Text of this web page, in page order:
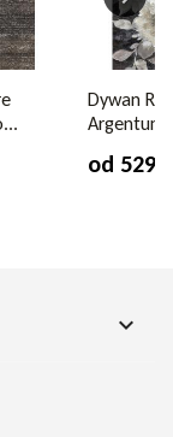
Dywan
Argentum
od
